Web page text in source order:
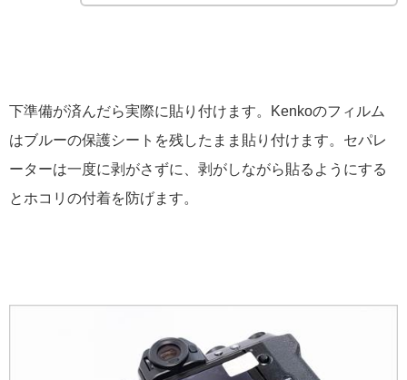
下準備が済んだら実際に貼り付けます。Kenkoのフィルム
はブルーの保護シートを残したまま貼り付けます。セパレ
ーターは一度に剥がさずに、剥がしながら貼るようにする
とホコリの付着を防げます。